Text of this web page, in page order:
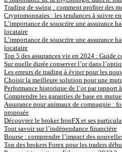
Trading de swing : comment profiter des
Cryptomonnaies : les tendances à suivre
L’importance de souscrire une assurance
locataire
L’importance de souscrire une assurance
locataire
Top 5 des assurances vie en 2024 : Guide
Sur quelle durée conserver l’or dans
Les erreurs de trading à éviter pour les
Choisir la meilleure solution pour une
Performance historique de l’or par rapport
Comprendre les garanties de base en
Assurance pour animaux de compagnie :
proposée
Découvrez le broker IronFX et ses
Tout savoir sur l’indépendance financière
Bourse : comprendre l’impact des
Top des brokers Forex pour les traders